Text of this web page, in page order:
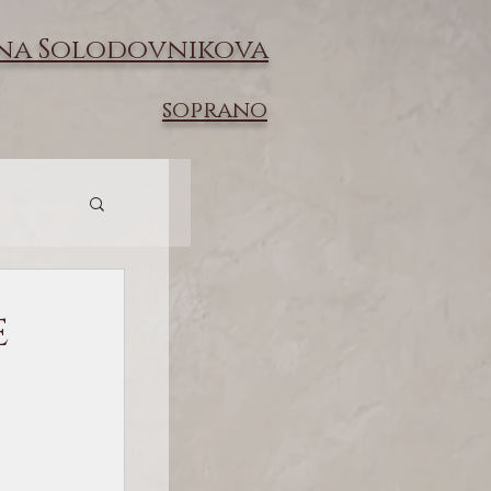
Solodovnikova
soprano